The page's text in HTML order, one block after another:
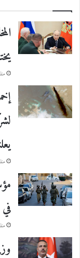
منذ 3
منذ 3
منذ 3